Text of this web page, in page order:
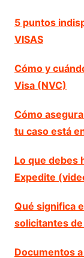
5 puntos
VISAS
Cómo y
Visa (NVC)
Cómo
tu caso está
Lo que debes
Expedite
Qué significa
solicitantes
Documentos